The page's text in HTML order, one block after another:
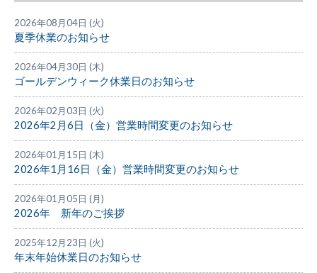
2026年08月04日 (火)
夏季休業のお知らせ
2026年04月30日 (木)
ゴールデンウィーク休業日のお知らせ
2026年02月03日 (火)
2026年2月6日（金）営業時間変更のお知らせ
2026年01月15日 (木)
2026年1月16日（金）営業時間変更のお知らせ
2026年01月05日 (月)
2026年 新年のご挨拶
2025年12月23日 (火)
年末年始休業日のお知らせ